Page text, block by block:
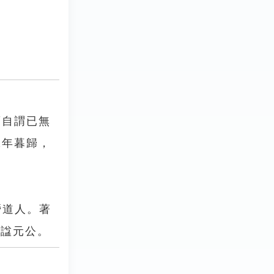
謂已無
暮歸，
人。著
元公。